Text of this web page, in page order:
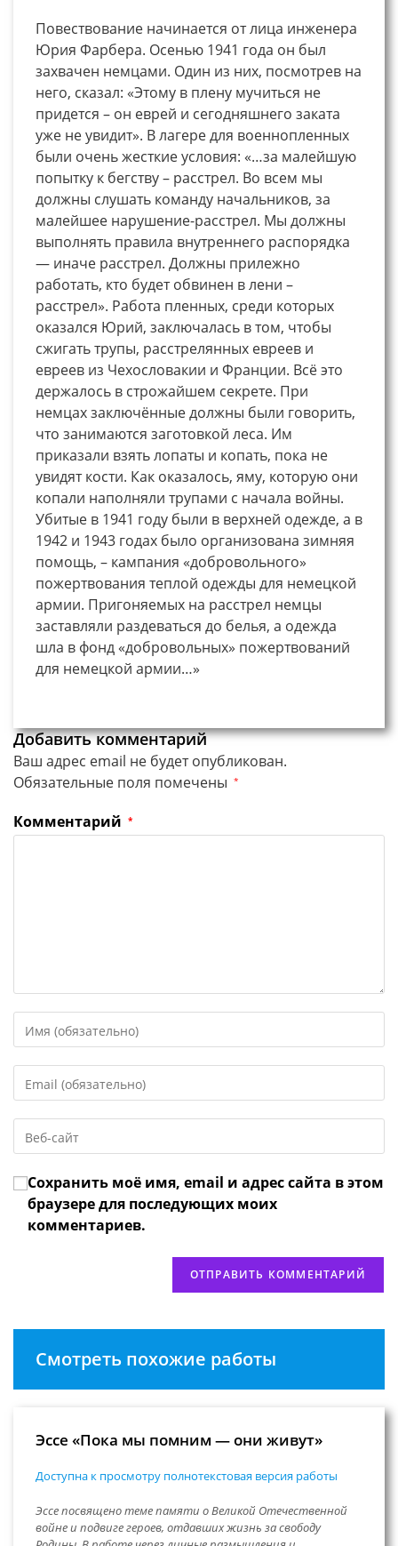
Повествование начинается от лица инженера
Юрия Фарбера. Осенью 1941 года он был
захвачен немцами. Один из них, посмотрев на
него, сказал: «Этому в плену мучиться не
придется – он еврей и сегодняшнего заката
уже не увидит». В лагере для военнопленных
были очень жесткие условия: «…за малейшую
попытку к бегству – расстрел. Во всем мы
должны слушать команду начальников, за
малейшее нарушение-расстрел. Мы должны
выполнять правила внутреннего распорядка
— иначе расстрел. Должны прилежно
работать, кто будет обвинен в лени –
расстрел». Работа пленных, среди которых
оказался Юрий, заключалась в том, чтобы
сжигать трупы, расстрелянных евреев и
евреев из Чехословакии и Франции. Всё это
держалось в строжайшем секрете. При
немцах заключённые должны были говорить,
что занимаются заготовкой леса. Им
приказали взять лопаты и копать, пока не
увидят кости. Как оказалось, яму, которую они
копали наполняли трупами с начала войны.
Убитые в 1941 году были в верхней одежде, а в
1942 и 1943 годах было организована зимняя
помощь, – кампания «добровольного»
пожертвования теплой одежды для немецкой
армии. Пригоняемых на расстрел немцы
заставляли раздеваться до белья, а одежда
шла в фонд «добровольных» пожертвований
для немецкой армии…»
Добавить комментарий
Ваш адрес email не будет опубликован.
Обязательные поля помечены *
Комментарий *
свое
или
имя
чтобы
прокомментировать
свой
адрес,
чтобы
URL
веб-
сайта
(необязательно)
Сохранить моё имя, email и адрес сайта в этом
браузере для последующих моих
комментариев.
Смотреть похожие работы
Эссе «Пока мы помним — они живут»
Доступна к просмотру полнотекстовая версия работы
Эссе посвящено теме памяти о Великой Отечественной
войне и подвиге героев, отдавших жизнь за свободу